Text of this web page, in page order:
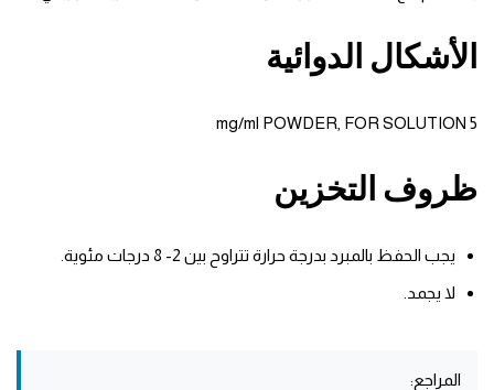
الأشكال الدوائية
5 mg/ml POWDER, FOR SOLUTION
ظروف التخزين
يجب الحفظ بالمبرد بدرجة حرارة تتراوح بين 2- 8 درجات مئوية.
لا يجمد.
المراجع: